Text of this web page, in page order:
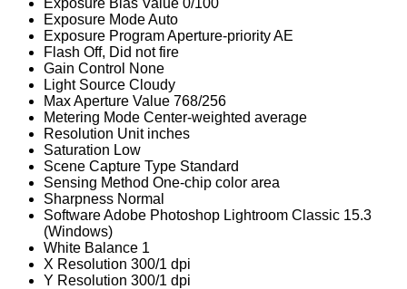
Exposure ModeAuto
Exposure ProgramAperture-priority AE
Flash Off, Did not fire
Gain Control None
Light Source Cloudy
Max Aperture Value 768/256
Metering Mode Center-weighted average
Resolution Unit inches
Saturation Low
Scene Capture Type Standard
Sensing Method One-chip color area
Sharpness Normal
SoftwareAdobe Photoshop Lightroom Classic 15.3
(Windows)
White Balance 1
X Resolution 300/1 dpi
Y Resolution 300/1 dpi